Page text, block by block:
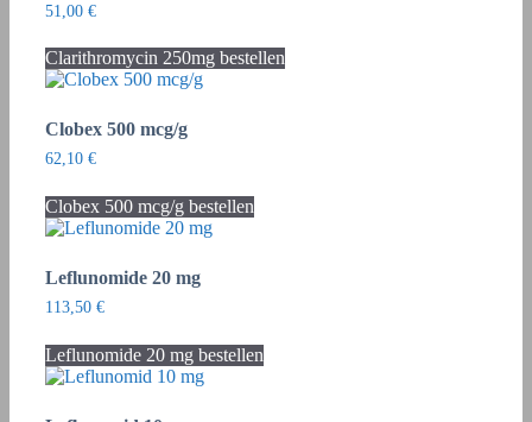
51,00 €
Clarithromycin 250mg bestellen
Clobex 500 mcg/g
62,10 €
Clobex 500 mcg/g bestellen
Leflunomide 20 mg
113,50 €
Leflunomide 20 mg bestellen